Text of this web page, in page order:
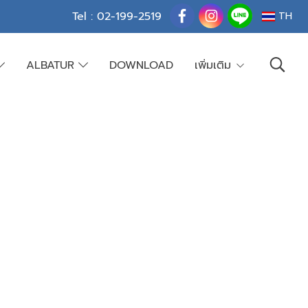
Tel : 02-199-2519 TH
ALBATUR DOWNLOAD เพิ่มเติม